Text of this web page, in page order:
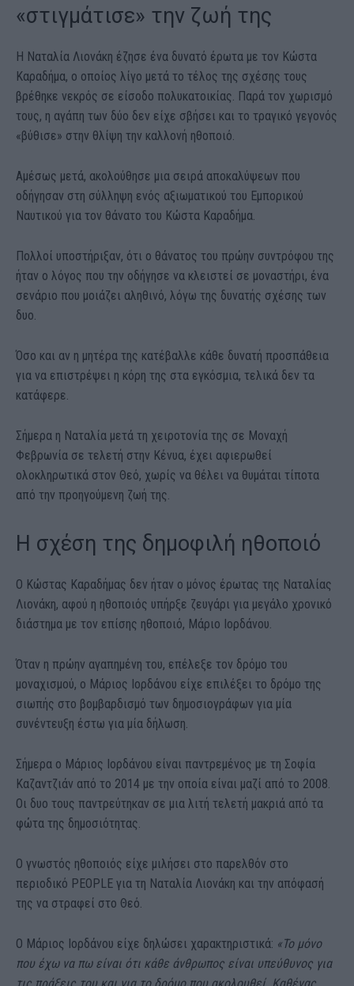
«στιγμάτισε» την ζωή της
Η Ναταλία Λιονάκη έζησε ένα δυνατό έρωτα με τον Κώστα
Καραδήμα, ο οποίος λίγο μετά το τέλος της σχέσης τους
βρέθηκε νεκρός σε είσοδο πολυκατοικίας. Παρά τον χωρισμό
τους, η αγάπη των δύο δεν είχε σβήσει και το τραγικό γεγονός
«βύθισε» στην θλίψη την καλλονή ηθοποιό.
Αμέσως μετά, ακολούθησε μια σειρά αποκαλύψεων που
οδήγησαν στη σύλληψη ενός αξιωματικού του Εμπορικού
Ναυτικού για τον θάνατο του Κώστα Καραδήμα.
Πολλοί υποστήριξαν, ότι ο θάνατος του πρώην συντρόφου της
ήταν ο λόγος που την οδήγησε να κλειστεί σε μοναστήρι, ένα
σενάριο που μοιάζει αληθινό, λόγω της δυνατής σχέσης των
δυο.
Όσο και αν η μητέρα της κατέβαλλε κάθε δυνατή προσπάθεια
για να επιστρέψει η κόρη της στα εγκόσμια, τελικά δεν τα
κατάφερε.
Σήμερα η Ναταλία μετά τη χειροτονία της σε Μοναχή
Φεβρωνία σε τελετή στην Κένυα, έχει αφιερωθεί
ολοκληρωτικά στον Θεό, χωρίς να θέλει να θυμάται τίποτα
από την προηγούμενη ζωή της.
Η σχέση της δημοφιλή ηθοποιό
Ο Κώστας Καραδήμας δεν ήταν ο μόνος έρωτας της Ναταλίας
Λιονάκη, αφού η ηθοποιός υπήρξε ζευγάρι για μεγάλο χρονικό
διάστημα με τον επίσης ηθοποιό, Μάριο Ιορδάνου.
Όταν η πρώην αγαπημένη του, επέλεξε τον δρόμο του
μοναχισμού, ο Μάριος Ιορδάνου είχε επιλέξει το δρόμο της
σιωπής στο βομβαρδισμό των δημοσιογράφων για μία
συνέντευξη έστω για μία δήλωση.
Σήμερα ο Μάριος Ιορδάνου είναι παντρεμένος με τη Σοφία
Καζαντζιάν από το 2014 με την οποία είναι μαζί από το 2008.
Οι δυο τους παντρεύτηκαν σε μια λιτή τελετή μακριά από τα
φώτα της δημοσιότητας.
Ο γνωστός ηθοποιός είχε μιλήσει στο παρελθόν στο
περιοδικό PEOPLE για τη Ναταλία Λιονάκη και την απόφασή
της να στραφεί στο Θεό.
Ο Μάριος Ιορδάνου είχε δηλώσει χαρακτηριστικά: «Το μόνο
που έχω να πω είναι ότι κάθε άνθρωπος είναι υπεύθυνος για